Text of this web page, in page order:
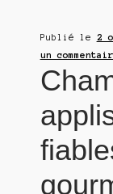
Publié le 2
un